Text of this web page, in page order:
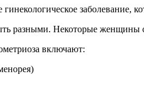
заболевание,
разными. Некоторые женщины
включают: